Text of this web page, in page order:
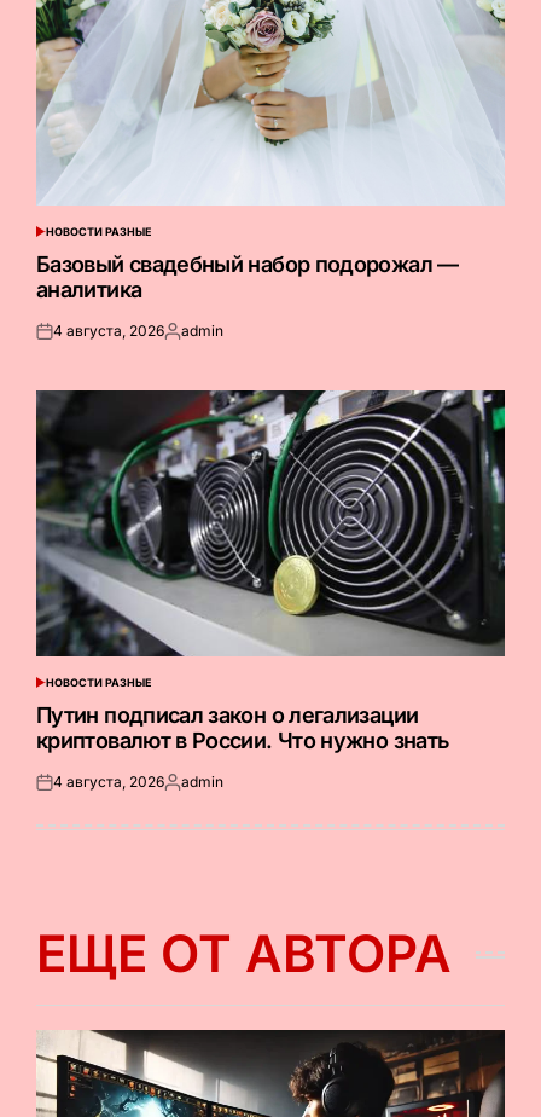
ОПУБЛИКОВАНО
В
НОВОСТИ РАЗНЫЕ
Базовый свадебный набор подорожал —
аналитика
Опубликовано
4 августа, 2026Запись
admin
ОПУБЛИКОВАНО
В
НОВОСТИ РАЗНЫЕ
Путин подписал закон о легализации
криптовалют в России. Что нужно знать
Опубликовано
4 августа, 2026Запись
admin
ЕЩЕ ОТ АВТОРА